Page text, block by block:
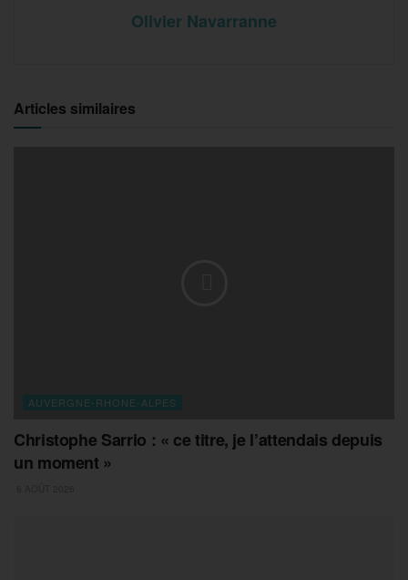
Olivier Navarranne
Articles similaires
AUVERGNE-RHONE-ALPES
Christophe Sarrio : « ce titre, je l’attendais depuis
un moment »